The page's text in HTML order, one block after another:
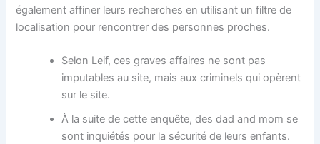
également affiner leurs recherches en utilisant un filtre de
localisation pour rencontrer des personnes proches.
Selon Leif, ces graves affaires ne sont pas
imputables au site, mais aux criminels qui opèrent
sur le site.
À la suite de cette enquête, des dad and mom se
sont inquiétés pour la sécurité de leurs enfants.